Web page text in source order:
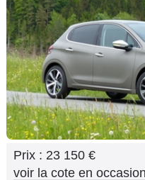
Flottes
Auto
Services
Forum
Moto
Marques
Prix : 23 150 €
voir la cote en occasion